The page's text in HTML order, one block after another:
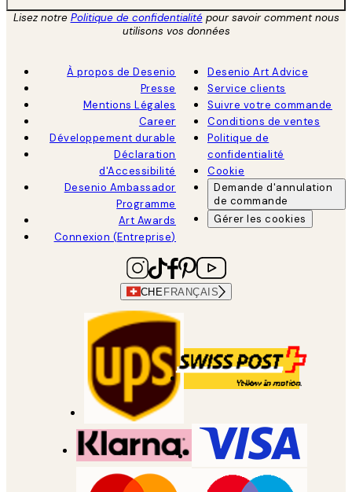
Lisez notre Politique de confidentialitépour savoir comment nous
utilisons vos données
À propos de Desenio
Presse
Mentions Légales
Career
Développement durable
Déclaration
d'Accessibilité
Desenio Ambassador
Programme
Art Awards
Connexion (Entreprise)
Desenio Art Advice
Service clients
Suivre votre commande
Conditions de ventes
Politique de
confidentialité
Cookie
Demande d'annulation
de commande
Gérer les cookies
CHE FRANÇAIS